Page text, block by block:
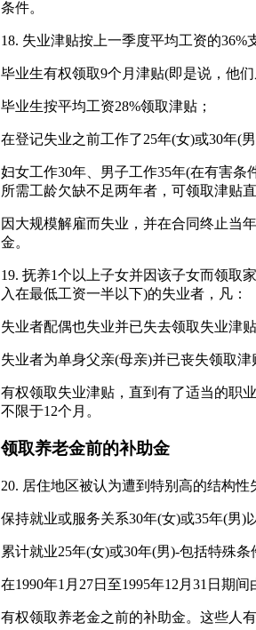
条件。
18. 失业津贴按上一季度平均工资的36%
毕业生有权领取9个月津贴(即是说，他
毕业生按平均工资28%领取津贴；
在登记失业之前工作了25年(女)或30年(
妇女工作30年、男子工作35年(在有害条
所需工龄欠缺不足两年者，可领取津贴
因大规模解雇而失业，并在合同终止当
金。
19. 抚养1个以上子女并因该子女而领取
入在最低工资一半以下)的失业者，凡：
失业者配偶也失业并已失去领取失业津贴
失业者为单身父亲(母亲)并已丧失领取津
有权领取失业津贴，直到有了适当的职
不限于12个月。
领取养老金前的补助金
20. 居住地区被认为遭到特别高的结构性
保持就业或服务关系30年(女)或35年(男)
累计就业25年(女)或30年(男)-包括特殊条
在1990年1月27日至1995年12月31日期
有权领取养老金之前的补助金。这些人